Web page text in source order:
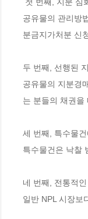
공유물의 관리방
분금지가처분 신
두 번째, 선행된
공유물의 지분경
는 분들의 채권
세 번째, 특수물
특수물건은 낙찰
네 번째, 전통적
일반 NPL 시장보